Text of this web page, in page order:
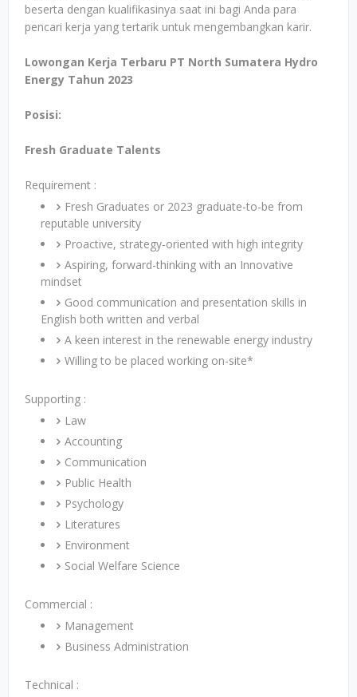
beserta dengan kualifikasinya saat ini bagi Anda para
pencari kerja yang tertarik untuk mengembangkan karir.
Lowongan Kerja Terbaru PT North Sumatera Hydro
Energy Tahun 2023
Posisi:
Fresh Graduate Talents
Requirement :
Fresh Graduates or 2023 graduate-to-be from
reputable university
Proactive, strategy-oriented with high integrity
Aspiring, forward-thinking with an Innovative
mindset
Good communication and presentation skills in
English both written and verbal
A keen interest in the renewable energy industry
Willing to be placed working on-site*
Supporting :
Law
Accounting
Communication
Public Health
Psychology
Literatures
Environment
Social Welfare Science
Commercial :
Management
Business Administration
Technical :